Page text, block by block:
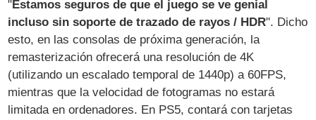
"Estamos seguros de que el juego se ve genial
incluso sin soporte de trazado de rayos / HDR". Dicho
esto, en las consolas de próxima generación, la
remasterización ofrecerá una resolución de 4K
(utilizando un escalado temporal de 1440p) a 60FPS,
mientras que la velocidad de fotogramas no estará
limitada en ordenadores. En PS5, contará con tarjetas